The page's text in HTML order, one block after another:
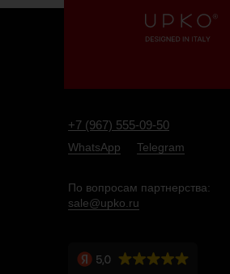
+7 (967) 555-09-50
По вопросам партнерства:
sale@upko.ru
WhatsApp Telegram